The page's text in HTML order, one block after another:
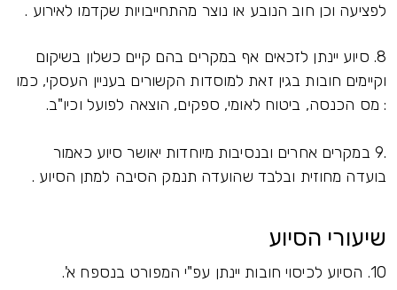
לפציעה וכן חוב הנובע או נוצר מהתחייבויות שקדמו לאירוע .
8. סיוע יינתן לזכאים אף במקרים בהם קיים כשלון בשיקום
וקיימים חובות בגין זאת למוסדות הקשורים בעניין העסקי, כמו
: מס הכנסה, ביטוח לאומי, ספקים, הוצאה לפועל וכיו"ב.
.9 במקרים אחרים ובנסיבות מיוחדות יאושר סיוע כאמור
בועדה מחוזית ובלבד שהועדה תנמק הסיבה למתן הסיוע .
שיעורי הסיוע
10. הסיוע לכיסוי חובות יינתן עפ"י המפורט בנספח א'.